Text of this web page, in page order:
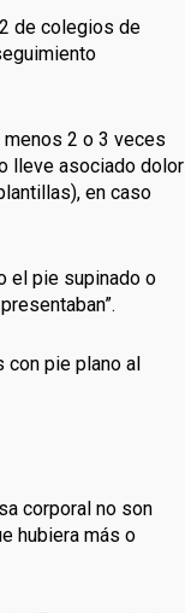
de colegios de
menos 2 o 3 veces
lleve asociado dolor
en caso
el pie supinado o
con pie plano al
corporal no son
hubiera más o